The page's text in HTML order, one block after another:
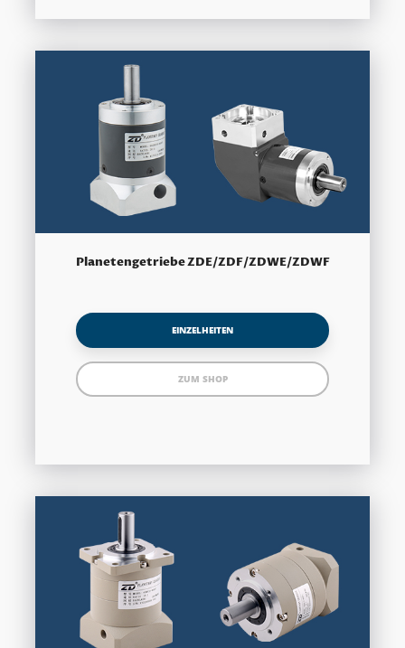
Planetengetriebe ZDE/ZDF/ZDWE/ZDWF
EINZELHEITEN
ZUM SHOP